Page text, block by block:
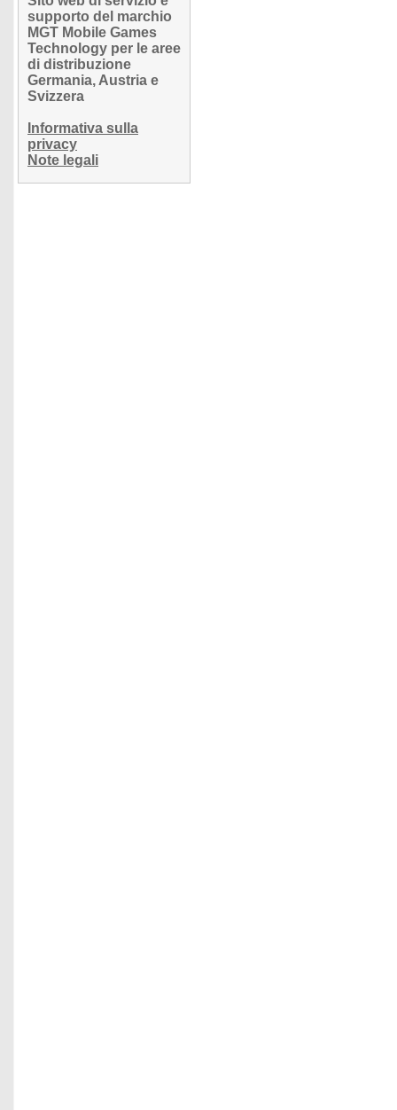
supporto del marchio
MGT Mobile Games
Technology per le aree
di distribuzione
Germania, Austria e
Svizzera
Informativa sulla
privacy
Note legali